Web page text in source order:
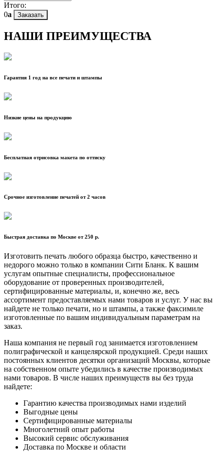
Итого:
0a Заказать
НАШИ ПРЕИМУЩЕСТВА
Гарантия 1 год на все печати и штампы
Низкие цены на продукцию
Бесплатная отрисовка макета по оттиску
Срочное изготовление печатей от 2 часов
Быстрая доставка по Москве от 250 р.
Изготовить печать любого образца быстро, качественно и
недорого можно только в компании Сити Бланк. К вашим
услугам опытные специалисты, профессиональное
оборудование от проверенных производителей,
сертифицированные материалы, и, конечно же, весь
ассортимент предоставляемых нами товаров и услуг. У нас вы
найдете не только печати, но и штампы, а также факсимиле
изготовленные по вашим индивидуальным параметрам на
заказ.
Наша компания не первый год занимается изготовлением
полиграфической и канцелярской продукцией. Среди наших
постоянных клиентов десятки организаций Москвы, которые
на собственном опыте убедились в качестве производимых
нами товаров. В числе наших преимуществ вы без труда
найдете:
Гарантию качества производимых нами изделий
Выгодные цены
Сертифицированные материалы
Многолетний опыт работы
Высокий сервис обслуживания
Доставка по Москве и области